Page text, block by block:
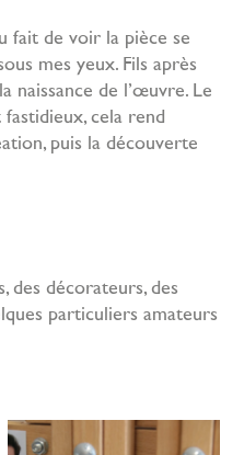
fait de voir la pièce se
mes yeux. Fils après
naissance de l’œuvre. Le
cela rend
puis la découverte
des décorateurs, des
particuliers amateurs